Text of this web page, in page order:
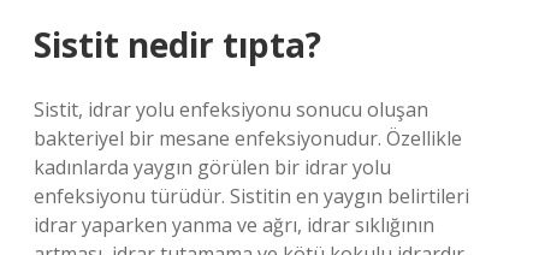
Sistit nedir tıpta?
Sistit, idrar yolu enfeksiyonu sonucu oluşan
bakteriyel bir mesane enfeksiyonudur. Özellikle
kadınlarda yaygın görülen bir idrar yolu
enfeksiyonu türüdür. Sistitin en yaygın belirtileri
idrar yaparken yanma ve ağrı, idrar sıklığının